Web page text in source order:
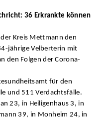
36 Erkrankte können
der Kreis Mettmann den
jährige Velberterin mit
den Folgen der Corona-
für den
und 511 Verdachtsfälle.
23, in Heiligenhaus 3, in
39, in Monheim 24, in